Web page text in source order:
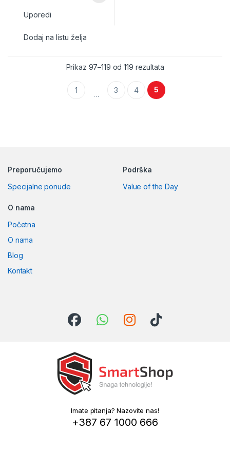
Uporedi
Dodaj na listu želja
Prikaz 97–119 od 119 rezultata
1 … 3 4 5
Preporučujemo
Specijalne ponude
Podrška
Value of the Day
O nama
Početna
O nama
Blog
Kontakt
Imate pitanja? Nazovite nas!
+387 67 1000 666